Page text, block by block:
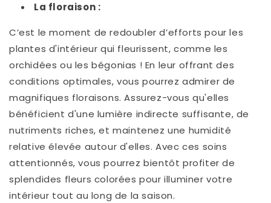
La floraison :
C’est le moment de redoubler d’efforts pour les
plantes d'intérieur qui fleurissent, comme les
orchidées ou les bégonias ! En leur offrant des
conditions optimales, vous pourrez admirer de
magnifiques floraisons. Assurez-vous qu'elles
bénéficient d'une lumière indirecte suffisante, de
nutriments riches, et maintenez une humidité
relative élevée autour d'elles. Avec ces soins
attentionnés, vous pourrez bientôt profiter de
splendides fleurs colorées pour illuminer votre
intérieur tout au long de la saison.